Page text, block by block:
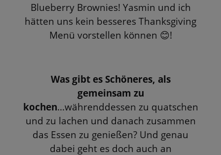
Blueberry Brownies! Yasmin und ich
hätten uns kein besseres Thanksgiving
Menü vorstellen können 😊!
Was gibt es Schöneres, als
gemeinsam zu
kochen...währenddessen zu quatschen
und zu lachen und danach zusammen
das Essen zu genießen? Und genau
dabei geht es doch auch an